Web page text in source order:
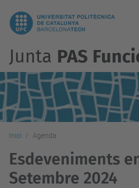
Junta PAS
Inici Agenda
Esdeveniments
Setembre 2024